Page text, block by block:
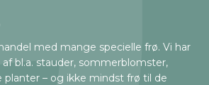
med mange specielle frø. Vi har
bl.a. stauder, sommerblomster,
planter – og ikke mindst frø til de